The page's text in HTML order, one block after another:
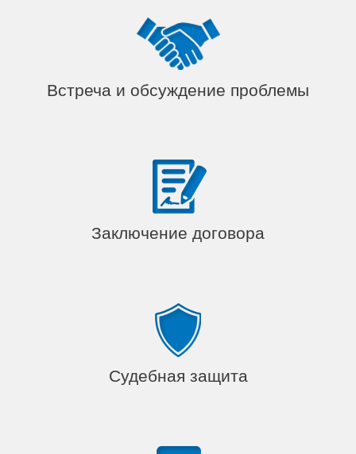
Встреча и обсуждение проблемы
Заключение договора
Судебная защита